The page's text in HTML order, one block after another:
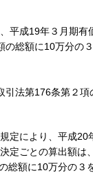
成19年３月期有
総額に10万分の
法第176条第２
により、平成20
定ごとの算出額は、
額に10万分の３